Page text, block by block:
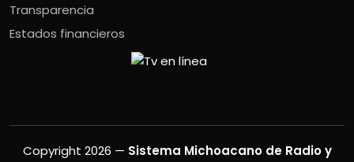
Transparencia
Estados financieros
Copyright 2026 — Sistema Michoacano de Radio y